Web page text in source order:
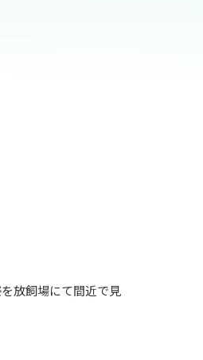
放飼場にて間近で見